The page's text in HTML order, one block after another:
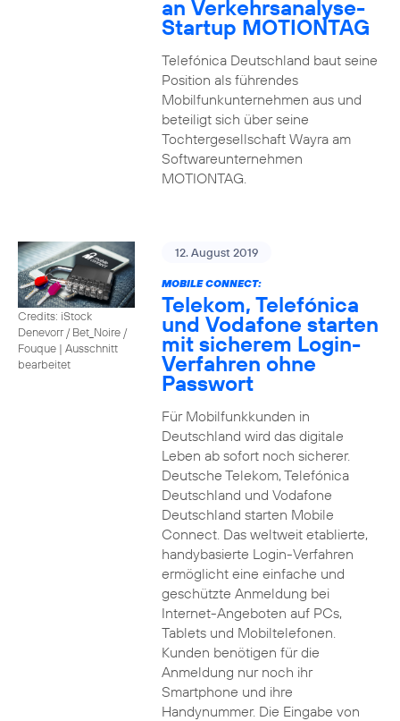
an Verkehrsanalyse-
Startup MOTIONTAG
Telefónica Deutschland baut seine
Position als führendes
Mobilfunkunternehmen aus und
beteiligt sich über seine
Tochtergesellschaft Wayra am
Softwareunternehmen
MOTIONTAG.
Credits: iStock
Denevorr / Bet_Noire /
Fouque | Ausschnitt
bearbeitet
12. August 2019
MOBILE CONNECT:
Telekom, Telefónica
und Vodafone starten
mit sicherem Login-
Verfahren ohne
Passwort
Für Mobilfunkkunden in
Deutschland wird das digitale
Leben ab sofort noch sicherer.
Deutsche Telekom, Telefónica
Deutschland und Vodafone
Deutschland starten Mobile
Connect. Das weltweit etablierte,
handybasierte Login-Verfahren
ermöglicht eine einfache und
geschützte Anmeldung bei
Internet-Angeboten auf PCs,
Tablets und Mobiltelefonen.
Kunden benötigen für die
Anmeldung nur noch ihr
Smartphone und ihre
Handynummer. Die Eingabe von